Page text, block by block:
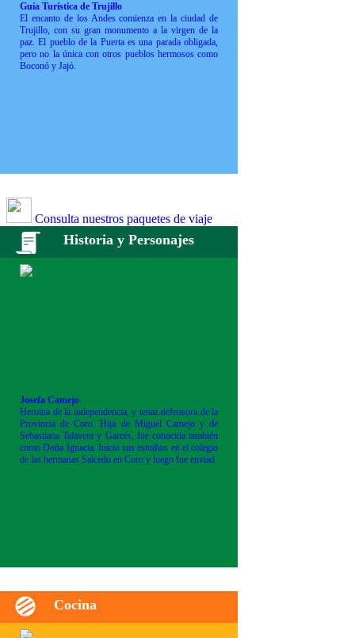
Guía Turística de Trujillo
El encanto de los Andes comienza en la ciudad de
Trujillo, con su gran monumento a la virgen de la
paz. El pueblo de la Puerta es una parada obligada,
pero no la única con otros pueblos hermosos como
Boconó y Jajó.
Consulta nuestros paquetes de viaje
Historia y Personajes
Josefa Camejo
Heroína de la independencia, y tenaz defensora de la
Provincia de Coro. Hija de Miguel Camejo y de
Sebastiana Talavera y Garcés, fue conocida también
como Doña Ignacia. Inició sus estudios en el colegio
de las hermanas Salcedo en Coro y luego fue enviad
Cocina